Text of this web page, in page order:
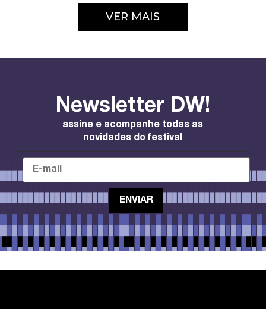
VER MAIS
Newsletter DW!
assine e acompanhe todas as
novidades do festival